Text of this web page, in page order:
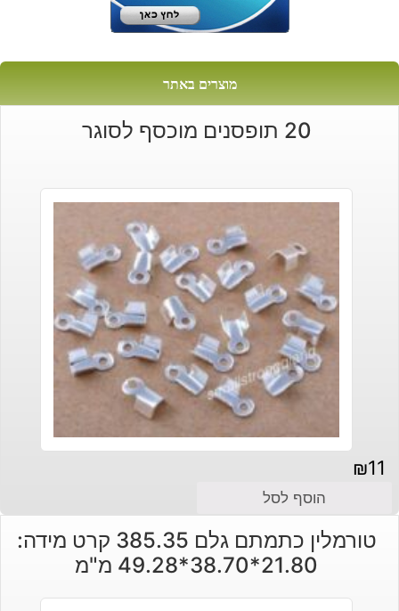
מוצרים באתר
20 תופסנים מוכסף לסוגר
₪11
הוסף לסל
טורמלין כתמתם גלם 385.35 קרט מידה:
21.80*38.70*49.28 מ"מ